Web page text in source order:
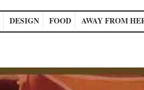
DESIGN FOOD AWAY FROM